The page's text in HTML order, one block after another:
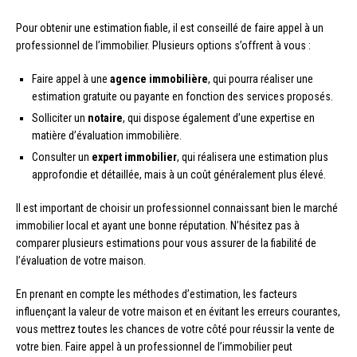
Pour obtenir une estimation fiable, il est conseillé de faire appel à un
professionnel de l’immobilier. Plusieurs options s’offrent à vous :
Faire appel à une agence immobilière, qui pourra réaliser une
estimation gratuite ou payante en fonction des services proposés.
Solliciter un notaire, qui dispose également d’une expertise en
matière d’évaluation immobilière.
Consulter un expert immobilier, qui réalisera une estimation plus
approfondie et détaillée, mais à un coût généralement plus élevé.
Il est important de choisir un professionnel connaissant bien le marché
immobilier local et ayant une bonne réputation. N’hésitez pas à
comparer plusieurs estimations pour vous assurer de la fiabilité de
l’évaluation de votre maison.
En prenant en compte les méthodes d’estimation, les facteurs
influençant la valeur de votre maison et en évitant les erreurs courantes,
vous mettrez toutes les chances de votre côté pour réussir la vente de
votre bien. Faire appel à un professionnel de l’immobilier peut